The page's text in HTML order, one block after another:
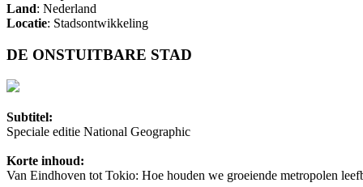
Land: Nederland
Locatie: Stadsontwikkeling
DE ONSTUITBARE STAD
Subtitel:
Speciale editie National Geographic
Korte inhoud:
Van Eindhoven tot Tokio: Hoe houden we groeiende metropolen